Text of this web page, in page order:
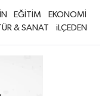
EĞİTİM
EKONOMİ
& SANAT iLÇEDEN